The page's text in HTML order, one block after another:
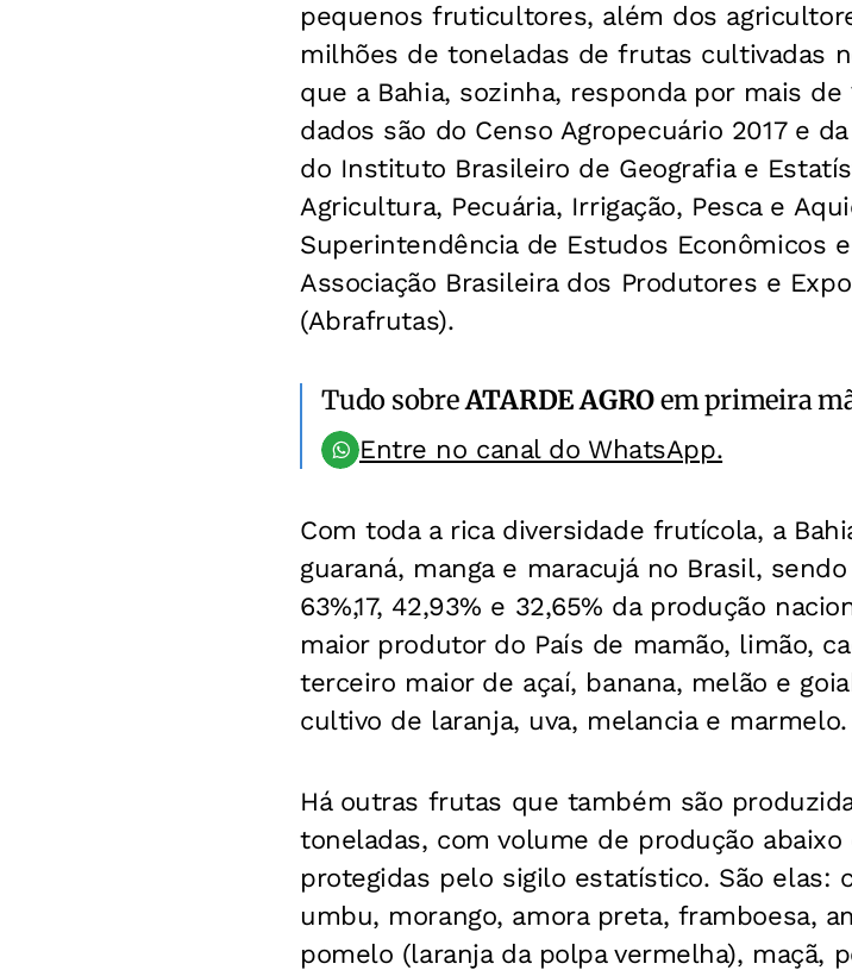
pequenos fruticultores, além dos
milhões de toneladas de frutas cultivadas
que a Bahia, sozinha, responda por mais
dados são do Censo Agropecuário 2017 e
do Instituto Brasileiro de Geografia e
Agricultura, Pecuária, Irrigação, Pesca e
Superintendência de Estudos Econômicos
Associação Brasileira dos Produtores e
(Abrafrutas).
Tudo sobreATARDE AGROem primeira
Entre no canal do WhatsApp.
Com toda a rica diversidade frutícola, a
guaraná, manga e maracujá no Brasil,
63%,17, 42,93% e 32,65% da produção
maior produtor do País de mamão, limão,
terceiro maior de açaí, banana, melão e
cultivo de laranja, uva, melancia e marmelo.
Há outras frutas que também são
toneladas, com volume de produção
protegidas pelo sigilo estatístico. São elas:
umbu, morango, amora preta, framboesa,
pomelo (laranja da polpa vermelha), maçã,